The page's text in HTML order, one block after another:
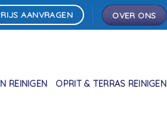
AANVRAGEN OVER ONS
REINIGEN OPRIT & TERRAS REINIGEN